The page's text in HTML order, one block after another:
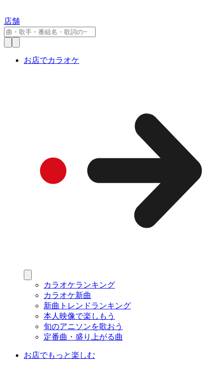
店舗
お店でカラオケ
カラオケランキング
カラオケ新曲
新曲トレンドランキング
本人映像で楽しもう
旬のアニソンを歌おう
定番曲・盛り上がる曲
お店でもっと楽しむ